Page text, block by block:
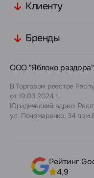
Клиенту
Бренды
ООО "Яблоко
В Торговом реестре
от 19.03.2024 г.
Юридический адрес:
ул. Пономаренко, 34
Рейтинг
4,9